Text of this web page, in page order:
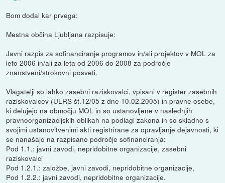
Bom dodal kar prvega:
Mestna občina Ljubljana razpisuje:
Javni razpis za sofinanciranje programov in/ali projektov v MOL za
leto 2006 in/ali za leta od 2006 do 2008 za področje
znanstveni/strokovni posveti.
Vlagatelji so lahko zasebni raziskovalci, vpisani v register zasebnih
raziskovalcev (ULRS št.12/05 z dne 10.02.2005) in pravne osebe,
ki delujejo na območju MOL in so ustanovljene v naslednjih
pravnoorganizacijskih oblikah na podlagi zakona in so skladno s
svojimi ustanovitvenimi akti registrirane za opravljanje dejavnosti, ki
se nanašajo na razpisano področje sofinanciranja:
Pod 1.1.: javni zavodi, nepridobitne organizacije, zasebni
raziskovalci
Pod 1.2.1.: založbe, javni zavodi, nepridobitne organizacije,
Pod 1.2.2.: javni zavodi, nepridobitne organizacije.